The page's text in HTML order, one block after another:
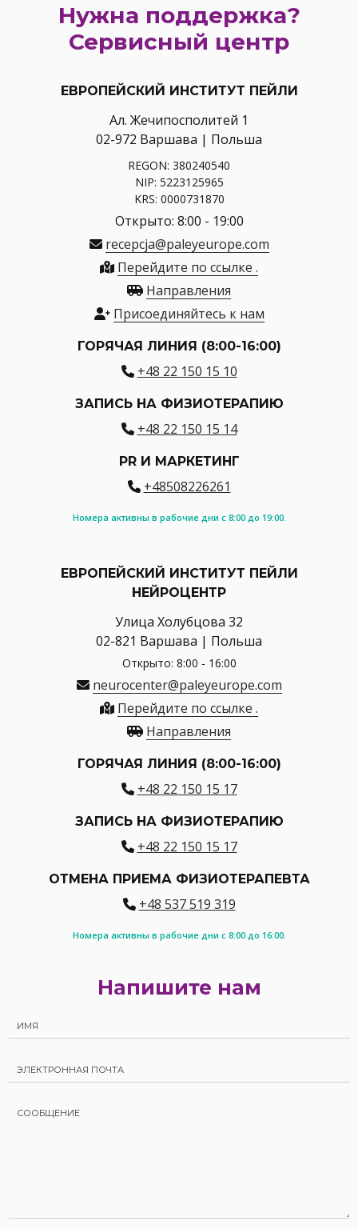
Нужна поддержка?
Сервисный центр
ЕВРОПЕЙСКИЙ ИНСТИТУТ ПЕЙЛИ
Ал. Жечипосполитей 1
02-972 Варшава | Польша
REGON: 380240540
NIP: 5223125965
KRS: 0000731870
Открыто: 8:00 - 19:00
recepcja@paleyeurope.com
Перейдите по ссылке .
Направления
Присоединяйтесь к нам
ГОРЯЧАЯ ЛИНИЯ (8:00-16:00)
+48 22 150 15 10
ЗАПИСЬ НА ФИЗИОТЕРАПИЮ
+48 22 150 15 14
PR И МАРКЕТИНГ
+48508226261
Номера активны в рабочие дни с 8:00 до 19:00.
ЕВРОПЕЙСКИЙ ИНСТИТУТ ПЕЙЛИ
НЕЙРОЦЕНТР
Улица Холубцова 32
02-821 Варшава | Польша
Открыто: 8:00 - 16:00
neurocenter@paleyeurope.com
Перейдите по ссылке .
Направления
ГОРЯЧАЯ ЛИНИЯ (8:00-16:00)
+48 22 150 15 17
ЗАПИСЬ НА ФИЗИОТЕРАПИЮ
+48 22 150 15 17
ОТМЕНА ПРИЕМА ФИЗИОТЕРАПЕВТА
+48 537 519 319
Номера активны в рабочие дни с 8:00 до 16:00.
Напишите нам